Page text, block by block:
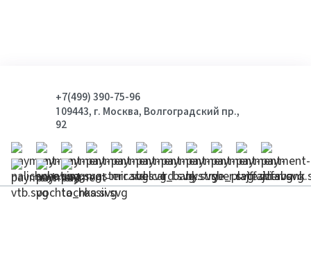
+7(499) 390-75-96
109443, г. Москва, Волгоградский пр.,
92